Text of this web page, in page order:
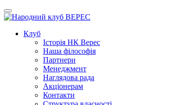
Клуб
Iсторiя НК Верес
Наша фiлософiя
Партнери
Менеджмент
Наглядова рада
Акціонерам
Контакти